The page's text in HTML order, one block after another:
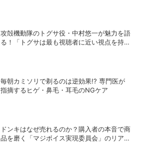
攻殻機動隊のトグサ役・中村悠一が魅力を語
る！「トグサは最も視聴者に近い視点を持っ
毎朝カミソリで剃るのは逆効果!? 専門医が
指摘するヒゲ・鼻毛・耳毛のNGケア
ドンキはなぜ売れるのか？購入者の本音で商
品を磨く「マジボイス実現委員会」のリアル